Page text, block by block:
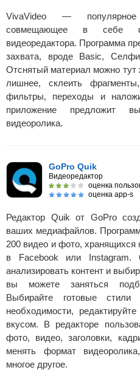
VivaVideo — популярное
совмещающее в себе
видеоредактора. Программа
захвата, вроде Basic,
Отснятый материал можно тут
лишнее, склеить
фильтры, переходы и
приложение предложит
видеоролика.
GoPro Quik
Видеоредактор
оценка
оценка app-s
Редактор Quik от GoPro
ваших медиафайлов.
200 видео и фото, хранящихся
в Facebook или Instagram.
анализировать контент и
вы можете заняться
Выбирайте готовые
необходимости,
вкусом. В редакторе
фото, видео, заголовки,
менять формат
многое другое.